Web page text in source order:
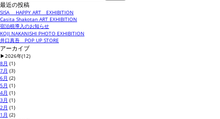
最近の投稿
SISA HAPPY ART EXHIBITION
Casita Shakotan ART EXHIBITION
宿泊税導入のお知らせ
KOJI NAKANISHI PHOTO EXHIBITION
井口真吾 POP UP STORE
アーカイブ
▶2026年(12)
8月 (1)
7月 (3)
6月 (2)
5月 (1)
4月 (1)
3月 (1)
2月 (1)
1月 (2)